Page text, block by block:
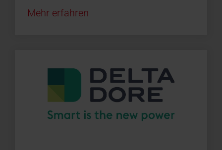
Mehr erfahren